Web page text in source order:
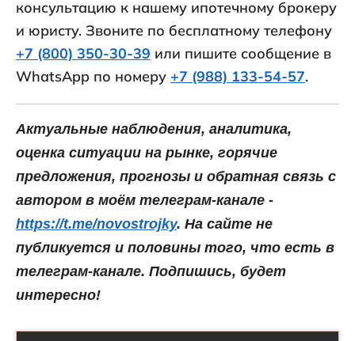
консультацию к нашему ипотечному брокеру
и юристу. Звоните по бесплатному телефону
+7 (800) 350-30-39 или пишите сообщение в
WhatsApp по номеру +7 (988) 133-54-57.
Актуальные наблюдения, аналитика,
оценка ситуации на рынке, горячие
предложения, прогнозы и обратная связь с
автором в моём телеграм-канале -
https://t.me/novostrojky. На сайте не
публикуется и половины того, что есть в
телеграм-канале. Подпишись, будет
интересно!